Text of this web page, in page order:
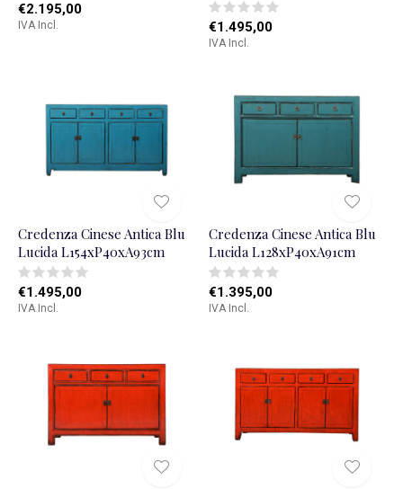
€2.195,00
IVA Incl. €1.495,00
IVA Incl.
Credenza Cinese Antica Blu
Lucida L154xP40xA93cm
€1.495,00
IVA Incl.
Credenza Cinese Antica Blu
Lucida L128xP40xA91cm
€1.395,00
IVA Incl.